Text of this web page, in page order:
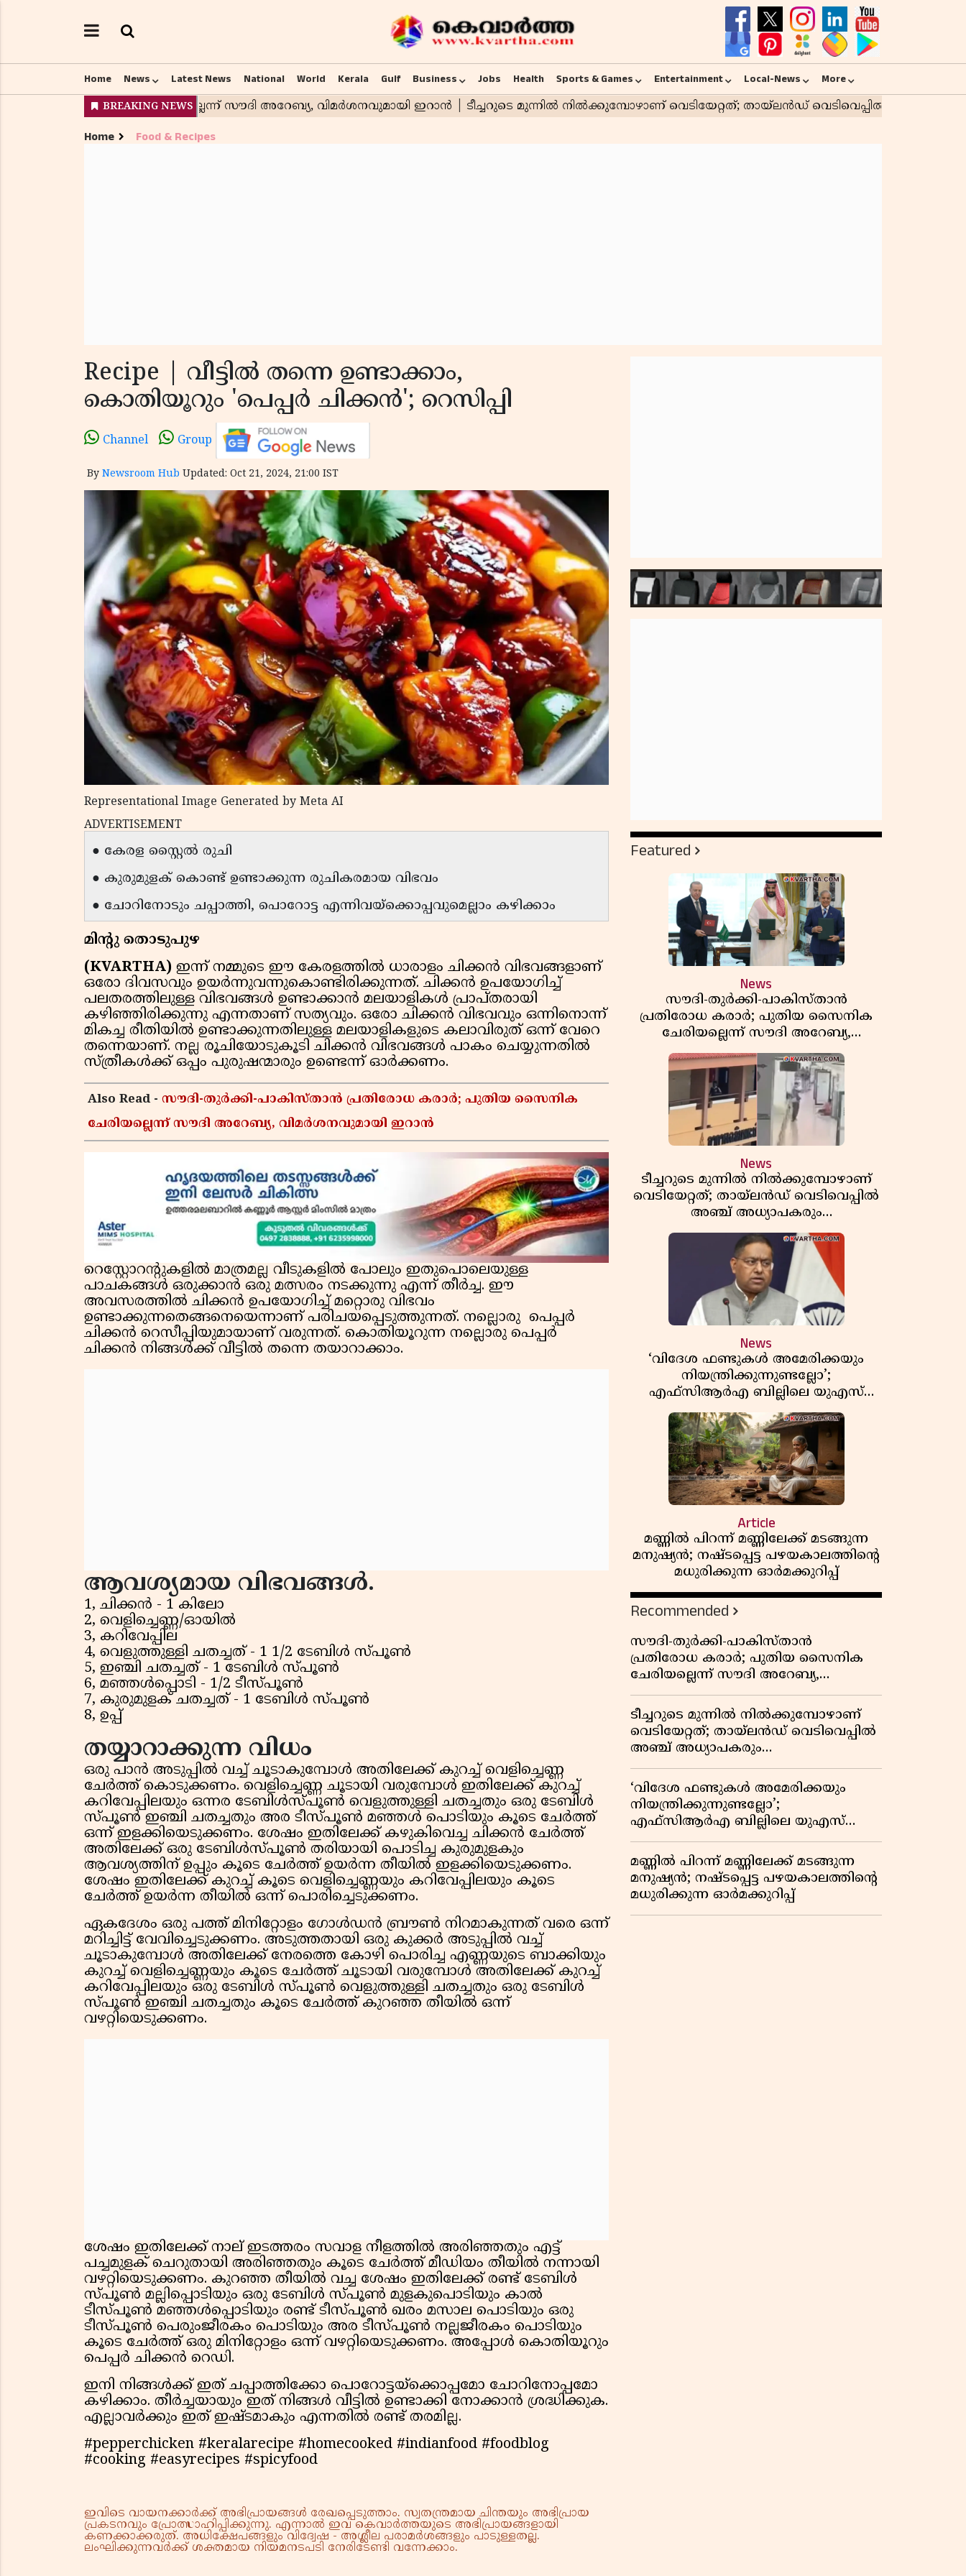
Home News Latest News National World Kerala Gulf Business Jobs Health Sports & Games Entertainment Local-News More
Home Food & Recipes
Recipe | വീട്ടിൽ തന്നെ ഉണ്ടാക്കാം,
കൊതിയൂറും 'പെപ്പർ ചിക്കൻ'; റെസിപ്പി
Channel Group
By Newsroom Hub Updated: Oct 21, 2024, 21:00 IST
Representational Image Generated by Meta AI
ADVERTISEMENT
● കേരള സ്റ്റൈൽ രുചി
● കുരുമുളക് കൊണ്ട് ഉണ്ടാക്കുന്ന രുചികരമായ വിഭവം
● ചോറിനോടും ചപ്പാത്തി, പൊറോട്ട എന്നിവയ്‌ക്കൊപ്പവുമെല്ലാം കഴിക്കാം
മിൻ്റു തൊടുപുഴ
(KVARTHA) ഇന്ന് നമ്മുടെ ഈ കേരളത്തിൽ ധാരാളം ചിക്കൻ വിഭവങ്ങളാണ്
ഒരോ ദിവസവും ഉയർന്നുവന്നുകൊണ്ടിരിക്കുന്നത്. ചിക്കൻ ഉപയോഗിച്ച്
പലതരത്തിലുള്ള വിഭവങ്ങൾ ഉണ്ടാക്കാൻ മലയാളികൾ പ്രാപ്തരായി
കഴിഞ്ഞിരിക്കുന്നു എന്നതാണ് സത്യവും. ഒരോ ചിക്കൻ വിഭവവും ഒന്നിനൊന്ന്
മികച്ച രീതിയിൽ ഉണ്ടാക്കുന്നതിലുള്ള മലയാളികളുടെ കലാവിരുത് ഒന്ന് വേറെ
തന്നെയാണ്. നല്ല രൂചിയോടുകൂടി ചിക്കൻ വിഭവങ്ങൾ പാകം ചെയ്യുന്നതിൽ
സ്ത്രീകൾക്ക് ഒപ്പം പുരുഷന്മാരും ഉണ്ടെന്ന് ഓർക്കണം.
Also Read - സൗദി-തുർക്കി-പാകിസ്താൻ പ്രതിരോധ കരാർ; പുതിയ സൈനിക
ചേരിയല്ലെന്ന് സൗദി അറേബ്യ, വിമർശനവുമായി ഇറാൻ
റെസ്റ്റോറൻ്റുകളിൽ മാത്രമല്ല വീടുകളിൽ പോലും ഇതുപൊലെയുള്ള
പാചകങ്ങൾ ഒരുക്കാൻ ഒരു മത്സരം നടക്കുന്നു എന്ന് തീർച്ച. ഈ
അവസരത്തിൽ ചിക്കൻ ഉപയോഗിച്ച് മറ്റൊരു വിഭവം
ഉണ്ടാക്കുന്നതെങ്ങനെയെന്നാണ് പരിചയപ്പെടുത്തുന്നത്. നല്ലൊരു പെപ്പർ
ചിക്കൻ റെസീപ്പിയുമായാണ് വരുന്നത്. കൊതിയൂറുന്ന നല്ലൊരു പെപ്പർ
ചിക്കൻ നിങ്ങൾക്ക് വീട്ടിൽ തന്നെ തയാറാക്കാം.
ആവശ്യമായ വിഭവങ്ങൾ.
1, ചിക്കൻ - 1 കിലോ
2, വെളിച്ചെണ്ണ/ഓയിൽ
3, കറിവേപ്പില
4, വെളുത്തുള്ളി ചതച്ചത്‌ - 1 1/2 ടേബിൾ സ്പൂൺ
5, ഇഞ്ചി ചതച്ചത് - 1 ടേബിൾ സ്പൂൺ
6, മഞ്ഞൾപ്പൊടി - 1/2 ടീസ്പൂൺ
7, കുരുമുളക് ചതച്ചത് - 1 ടേബിൾ സ്പൂൺ
8, ഉപ്പ്
തയ്യാറാക്കുന്ന വിധം
ഒരു പാൻ അടുപ്പിൽ വച്ച് ചൂടാകുമ്പോൾ അതിലേക്ക് കുറച്ച് വെളിച്ചെണ്ണ
ചേർത്ത് കൊടുക്കണം. വെളിച്ചെണ്ണ ചൂടായി വരുമ്പോൾ ഇതിലേക്ക് കുറച്ച്
കറിവേപ്പിലയും ഒന്നര ടേബിൾസ്പൂൺ വെളുത്തുള്ളി ചതച്ചതും ഒരു ടേബിൾ
സ്പൂൺ ഇഞ്ചി ചതച്ചതും അര ടീസ്പൂൺ മഞ്ഞൾ പൊടിയും കൂടെ ചേർത്ത്
ഒന്ന് ഇളക്കിയെടുക്കണം. ശേഷം ഇതിലേക്ക് കഴുകിവെച്ച ചിക്കൻ ചേർത്ത്
അതിലേക്ക് ഒരു ടേബിൾസ്പൂൺ തരിയായി പൊടിച്ച കുരുമുളകും
ആവശ്യത്തിന് ഉപ്പും കൂടെ ചേർത്ത് ഉയർന്ന തീയിൽ ഇളക്കിയെടുക്കണം.
ശേഷം ഇതിലേക്ക് കുറച്ച് കൂടെ വെളിച്ചെണ്ണയും കറിവേപ്പിലയും കൂടെ
ചേർത്ത് ഉയർന്ന തീയിൽ ഒന്ന് പൊരിച്ചെടുക്കണം.
ഏകദേശം ഒരു പത്ത് മിനിറ്റോളം ഗോൾഡൻ ബ്രൗൺ നിറമാകുന്നത് വരെ ഒന്ന്
മറിച്ചിട്ട് വേവിച്ചെടുക്കണം. അടുത്തതായി ഒരു കുക്കർ അടുപ്പിൽ വച്ച്
ചൂടാകുമ്പോൾ അതിലേക്ക് നേരത്തെ കോഴി പൊരിച്ച എണ്ണയുടെ ബാക്കിയും
കുറച്ച് വെളിച്ചെണ്ണയും കൂടെ ചേർത്ത് ചൂടായി വരുമ്പോൾ അതിലേക്ക് കുറച്ച്
കറിവേപ്പിലയും ഒരു ടേബിൾ സ്പൂൺ വെളുത്തുള്ളി ചതച്ചതും ഒരു ടേബിൾ
സ്പൂൺ ഇഞ്ചി ചതച്ചതും കൂടെ ചേർത്ത് കുറഞ്ഞ തീയിൽ ഒന്ന്
വഴറ്റിയെടുക്കണം.
ശേഷം ഇതിലേക്ക് നാല് ഇടത്തരം സവാള നീളത്തിൽ അരിഞ്ഞതും എട്ട്
പച്ചമുളക് ചെറുതായി അരിഞ്ഞതും കൂടെ ചേർത്ത് മീഡിയം തീയിൽ നന്നായി
വഴറ്റിയെടുക്കണം. കുറഞ്ഞ തീയിൽ വച്ച ശേഷം ഇതിലേക്ക് രണ്ട് ടേബിൾ
സ്പൂൺ മല്ലിപ്പൊടിയും ഒരു ടേബിൾ സ്പൂൺ മുളകുപൊടിയും കാൽ
ടീസ്പൂൺ മഞ്ഞൾപ്പൊടിയും രണ്ട് ടീസ്പൂൺ ഖരം മസാല പൊടിയും ഒരു
ടീസ്പൂൺ പെരുംജീരകം പൊടിയും അര ടീസ്പൂൺ നല്ലജീരകം പൊടിയും
കൂടെ ചേർത്ത് ഒരു മിനിറ്റോളം ഒന്ന് വഴറ്റിയെടുക്കണം. അപ്പോൾ കൊതിയൂറും
പെപ്പർ ചിക്കൻ റെഡി.
ഇനി നിങ്ങൾക്ക് ഇത് ചപ്പാത്തിക്കോ പൊറോട്ടയ്ക്കൊപ്പമോ ചോറിനോപ്പമോ
കഴിക്കാം. തീർച്ചയായും ഇത് നിങ്ങൾ വീട്ടിൽ ഉണ്ടാക്കി നോക്കാൻ ശ്രദ്ധിക്കുക.
എല്ലാവർക്കും ഇത് ഇഷ്ടമാകും എന്നതിൽ രണ്ട് തരമില്ല.
#pepperchicken #keralarecipe #homecooked #indianfood #foodblog
#cooking #easyrecipes #spicyfood
ഇവിടെ വായനക്കാർക്ക് അഭിപ്രായങ്ങൾ രേഖപ്പെടുത്താം. സ്വതന്ത്രമായ ചിന്തയും അഭിപ്രായ
പ്രകടനവും പ്രോത്സാഹിപ്പിക്കുന്നു. എന്നാൽ ഇവ കെവാർത്തയുടെ അഭിപ്രായങ്ങളായി
കണക്കാക്കരുത്. അധിക്ഷേപങ്ങളും വിദ്വേഷ - അശ്ലീല പരാമർശങ്ങളും പാടുള്ളതല്ല.
ലംഘിക്കുന്നവർക്ക് ശക്തമായ നിയമനടപടി നേരിടേണ്ടി വന്നേക്കാം.
Featured
News
സൗദി-തുർക്കി-പാകിസ്താൻ
പ്രതിരോധ കരാർ; പുതിയ സൈനിക
ചേരിയല്ലെന്ന് സൗദി അറേബ്യ,
വിമർശനവുമായി ഇറാൻ
News
ടീച്ചറുടെ മുന്നിൽ നിൽക്കുമ്പോഴാണ്
വെടിയേറ്റത്; തായ്‌ലൻഡ് വെടിവെപ്പിൽ
അഞ്ച് അധ്യാപകരും
മുത്തശ്ശീമുത്തശ്ശന്മാരും കൊല്ലപ്പെട്ടു,
മരണസംഖ്യ 7; ഞെട്ടിക്കുന്ന
വെളിപ്പെടുത്തലുകൾ
News
‘വിദേശ ഫണ്ടുകൾ അമേരിക്കയും
നിയന്ത്രിക്കുന്നുണ്ടല്ലോ’;
എഫ്സിആർഎ ബില്ലിലെ യുഎസ്
വിമർശനങ്ങൾക്ക് മറുപടിയുമായി ഇന്ത്യ
Article
മണ്ണിൽ പിറന്ന് മണ്ണിലേക്ക് മടങ്ങുന്ന
മനുഷ്യൻ; നഷ്ടപ്പെട്ട പഴയകാലത്തിൻ്റെ
മധുരിക്കുന്ന ഓർമക്കുറിപ്പ്
Recommended
സൗദി-തുർക്കി-പാകിസ്താൻ
പ്രതിരോധ കരാർ; പുതിയ സൈനിക
ചേരിയല്ലെന്ന് സൗദി അറേബ്യ,
വിമർശനവുമായി ഇറാൻ
ടീച്ചറുടെ മുന്നിൽ നിൽക്കുമ്പോഴാണ്
വെടിയേറ്റത്; തായ്‌ലൻഡ് വെടിവെപ്പിൽ
അഞ്ച് അധ്യാപകരും
മുത്തശ്ശീമുത്തശ്ശന്മാരും കൊല്ലപ്പെട്ടു,
മരണസംഖ്യ 7; ഞെട്ടിക്കുന്ന
വെളിപ്പെടുത്തലുകൾ
‘വിദേശ ഫണ്ടുകൾ അമേരിക്കയും
നിയന്ത്രിക്കുന്നുണ്ടല്ലോ’;
എഫ്സിആർഎ ബില്ലിലെ യുഎസ്
വിമർശനങ്ങൾക്ക് മറുപടിയുമായി ഇന്ത്യ
മണ്ണിൽ പിറന്ന് മണ്ണിലേക്ക് മടങ്ങുന്ന
മനുഷ്യൻ; നഷ്ടപ്പെട്ട പഴയകാലത്തിൻ്റെ
മധുരിക്കുന്ന ഓർമക്കുറിപ്പ്